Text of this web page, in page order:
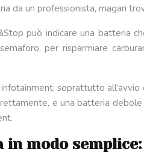
un professionista, magari
può indicare una batteria
per risparmiare
soprattutto
e una batteria
modo semplice: